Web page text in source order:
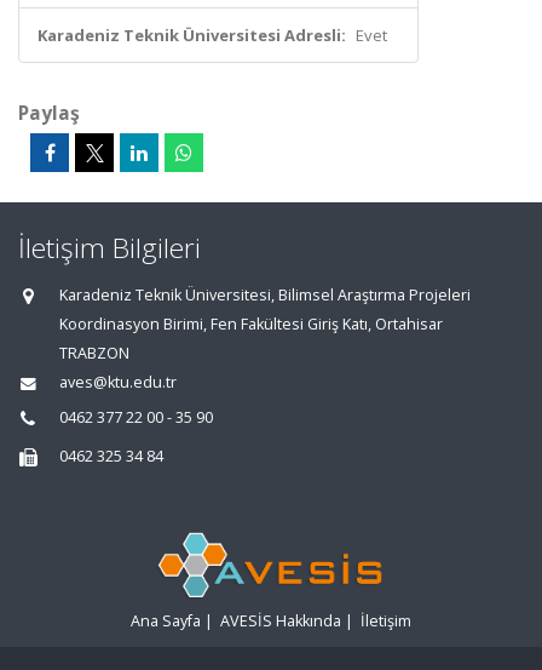
Karadeniz Teknik Üniversitesi Adresli: Evet
Paylaş
İletişim Bilgileri
Karadeniz Teknik Üniversitesi, Bilimsel Araştırma Projeleri
Koordinasyon Birimi, Fen Fakültesi Giriş Katı, Ortahisar
TRABZON
aves@ktu.edu.tr
0462 377 22 00 - 35 90
0462 325 34 84
Ana Sayfa | AVESİS Hakkında | İletişim